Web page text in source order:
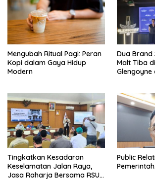
Mengubah Ritual Pagi: Peran
Kopi dalam Gaya Hidup
Modern
Dua Brand
Malt Tiba
Glengoyne
Tingkatkan Kesadaran
Keselamatan Jalan Raya,
Jasa Raharja Bersama RSU
Public